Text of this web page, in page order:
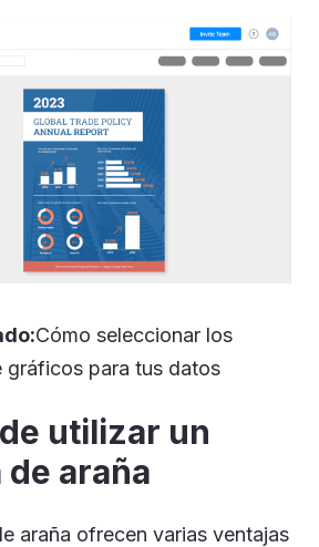
Cómo seleccionar los
gráficos para tus datos
utilizar un
araña
araña ofrecen varias ventajas